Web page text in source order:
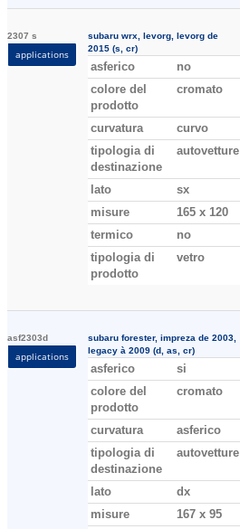
2307 s
applications
subaru wrx, levorg, levorg de
2015 (s, cr)
asferico
no
colore del
prodotto
cromato
curvatura
curvo
tipologia di
destinazione
autovetture
lato
sx
misure
165 x 120
termico
no
tipologia di
prodotto
vetro
asf2303d
applications
subaru forester, impreza de 2003,
legacy à 2009 (d, as, cr)
asferico
si
colore del
prodotto
cromato
curvatura
asferico
tipologia di
destinazione
autovetture
lato
dx
misure
167 x 95